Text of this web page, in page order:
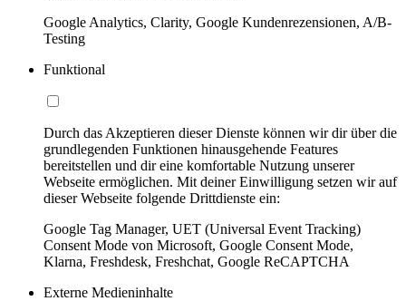
Google Analytics, Clarity, Google Kundenrezensionen, A/B-
Testing
Funktional
Durch das Akzeptieren dieser Dienste können wir dir über die
grundlegenden Funktionen hinausgehende Features
bereitstellen und dir eine komfortable Nutzung unserer
Webseite ermöglichen. Mit deiner Einwilligung setzen wir auf
dieser Webseite folgende Drittdienste ein:
Google Tag Manager, UET (Universal Event Tracking)
Consent Mode von Microsoft, Google Consent Mode,
Klarna, Freshdesk, Freshchat, Google ReCAPTCHA
Externe Medieninhalte